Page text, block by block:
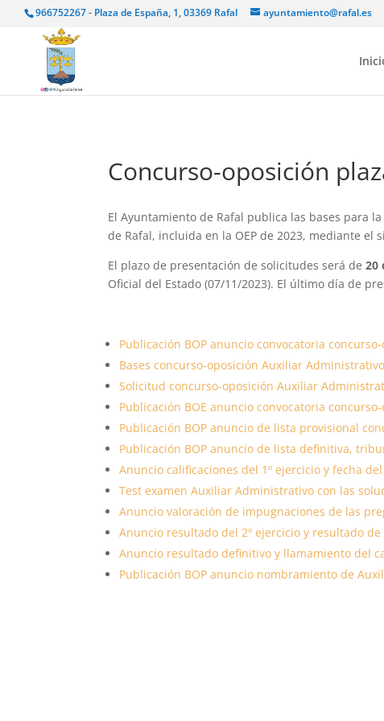
966752267 - Plaza de España, 1, 03369 Rafal ayuntamiento@rafal.es
Concurso-oposición
El Ayuntamiento de Rafal publica las bases para
de Rafal, incluida en la OEP de 2023, mediante
El plazo de presentación de solicitudes será de20
Oficial del Estado (07/11/2023). El último día de
Publicación BOP anuncio convocatoria
Bases concurso-oposición Auxiliar
Solicitud concurso-oposición Auxiliar
Publicación BOE anuncio convocatoria
Publicación BOP anuncio de lista provisional
Publicación BOP anuncio de lista definitiva,
Anuncio calificaciones del 1º ejercicio y fecha
Test examen Auxiliar Administrativo con las
Anuncio valoración de impugnaciones de las
Anuncio resultado del 2º ejercicio y resultado
Anuncio resultado definitivo y llamamiento del
Publicación BOP anuncio nombramiento de